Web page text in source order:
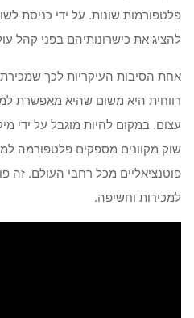
פלטפורמות שונות. על ידי כניסת
להציג את כישרונותיהם בפני קהל
אחת הסיבות העיקריות לכך שמכירת
רווחית היא משום שהיא מאפשרת
עצום. במקום להיות מוגבל על ידי
שוק מקוונים מספקים פלטפורמה
פוטנציאליים מכל רחבי העולם. זה
למכירות וחשיפה.